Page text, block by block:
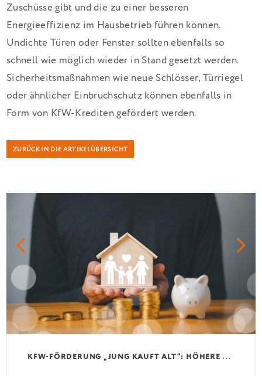
Zuschüsse gibt und die zu einer besseren
Energieeffizienz im Hausbetrieb führen können.
Undichte Türen oder Fenster sollten ebenfalls so
schnell wie möglich wieder in Stand gesetzt werden.
Sicherheitsmaßnahmen wie neue Schlösser, Türriegel
oder ähnlicher Einbruchschutz können ebenfalls in
Form von KfW-Krediten gefördert werden.
ZURÜCK IN DIE ARTIKELÜBERSICHT
K
FW-FÖRDERUNG „JUNG KAUFT ALT“: HÖHERE KREDITE AB AUGUST 2026